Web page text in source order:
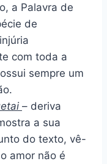
a Palavra de
de
com toda a
sempre um
– deriva
a sua
do texto, vê-
amor não é